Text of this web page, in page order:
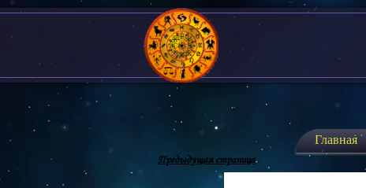
Главная
Предыдущая страница